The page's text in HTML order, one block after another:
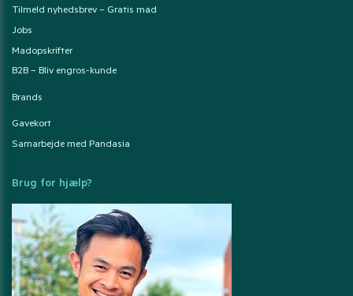
Tilmeld nyhedsbrev – Gratis mad
Jobs
Madopskrifter
B2B – Bliv engros-kunde
Brands
Gavekort
Samarbejde med Pandasia
Brug for hjælp?